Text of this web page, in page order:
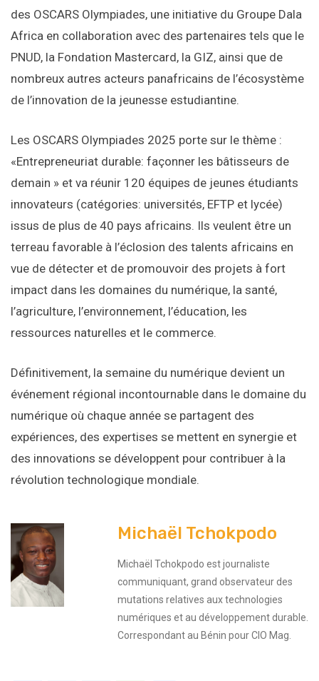
des OSCARS Olympiades, une initiative du Groupe Dala
Africa en collaboration avec des partenaires tels que le
PNUD, la Fondation Mastercard, la GIZ, ainsi que de
nombreux autres acteurs panafricains de l’écosystème
de l’innovation de la jeunesse estudiantine.
Les OSCARS Olympiades 2025 porte sur le thème :
«Entrepreneuriat durable: façonner les bâtisseurs de
demain » et va réunir 120 équipes de jeunes étudiants
innovateurs (catégories: universités, EFTP et lycée)
issus de plus de 40 pays africains. Ils veulent être un
terreau favorable à l’éclosion des talents africains en
vue de détecter et de promouvoir des projets à fort
impact dans les domaines du numérique, la santé,
l’agriculture, l’environnement, l’éducation, les
ressources naturelles et le commerce.
Définitivement, la semaine du numérique devient un
événement régional incontournable dans le domaine du
numérique où chaque année se partagent des
expériences, des expertises se mettent en synergie et
des innovations se développent pour contribuer à la
révolution technologique mondiale.
Michaël Tchokpodo
Michaël Tchokpodo est journaliste
communiquant, grand observateur des
mutations relatives aux technologies
numériques et au développement durable.
Correspondant au Bénin pour CIO Mag.